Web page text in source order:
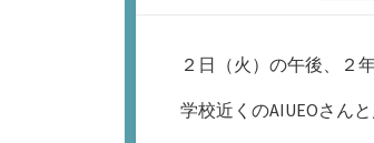
リ
ー
２日（火）の午後、２
学校近くのAIUEOさん